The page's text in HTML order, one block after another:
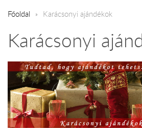
Főoldal Karácsonyi ajándékok
Karácsonyi